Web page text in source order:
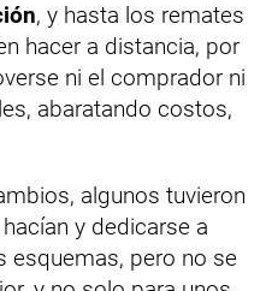
, y hasta los remates
hacer a distancia, por
ni el comprador ni
abaratando costos,
algunos tuvieron
y dedicarse a
esquemas, pero no se